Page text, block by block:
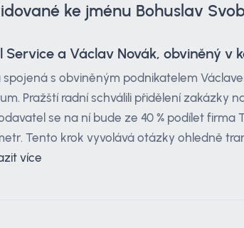
ke jménu Bohuslav
Service a Václav Novák, obviněný v
spojená s obviněným podnikatelem
Pražští radní schválili přidělení zakázky
se na ní bude ze 40 % podílet
Tento krok vyvolává otázky ohledně
více